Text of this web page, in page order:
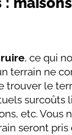
, ce qui
terrain ne
trouver le
surcoûts
etc. Vous
seront